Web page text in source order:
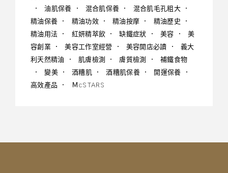
油肌保養
混合肌保養
混合肌毛孔粗大
精油保養
精油功效 精油按摩
精油歷史
精油用法
紅妍精萃飲 缺鐵症狀 美容
美
容創業
美容工作室經營 美容開店必讀
義大
利天然精油
肌膚檢測 膚質檢測
補鐵食物
變美
酒糟肌 酒糟肌保養
開運保養
高效產品
ＭcSTARS